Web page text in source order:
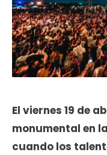
El viernes 19 de
monumental en
cuando los